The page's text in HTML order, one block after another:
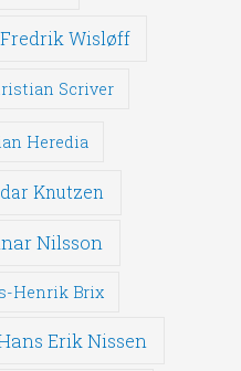
Wisløff
Scriver
Heredia
Knutzen
Nilsson
Henrik Brix
Erik Nissen